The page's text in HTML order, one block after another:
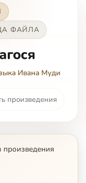
ФАЙЛА
Ивана Муди
произведения